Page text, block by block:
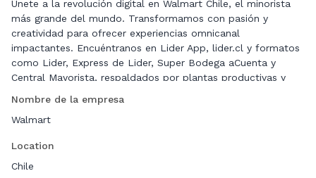
Únete a la revolución digital en Walmart Chile, el minorista
más grande del mundo. Transformamos con pasión y
creatividad para ofrecer experiencias omnicanal
impactantes. Encuéntranos en Lider App, lider.cl y formatos
como Lider, Express de Lider, Super Bodega aCuenta y
Central Mayorista, respaldados por plantas productivas y
Abrazamos la multiculturalidad, innovación y diversidad. Sé
millones de familias, lidera el cambio en el Retail. Únete a la
misión de ofrecer lo mejor a nuestros clientes y
Nombre de la empresa
Walmart
Location
Chile